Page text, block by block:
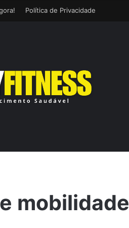
Política de Privacidade
mobilidade